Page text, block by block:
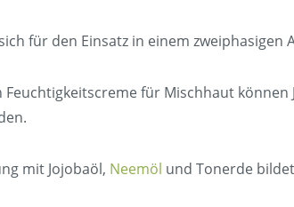
für den Einsatz in einem zweiphasigen
Feuchtigkeitscreme für Mischhaut können
mit Jojobaöl, Neemöl und Tonerde